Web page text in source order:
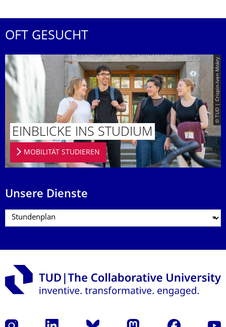
OFT GESUCHT
© TUD | Crispin-Iven Mokry
EINBLICKE INS STUDIUM
MOBILITÄT STUDIEREN
Unsere Dienste
Instagram LinkedIn Bluesky Mastodon Facebook